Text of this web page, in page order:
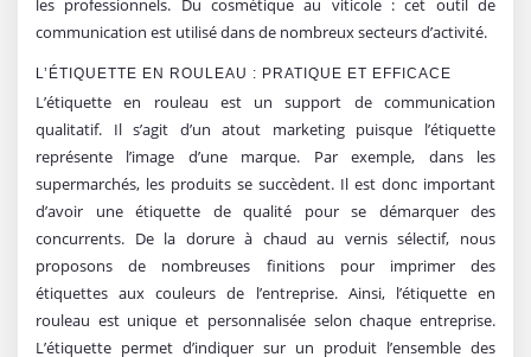
les professionnels. Du cosmétique au viticole : cet outil de
communication est utilisé dans de nombreux secteurs d’activité.
L’ÉTIQUETTE EN ROULEAU : PRATIQUE ET EFFICACE
L’étiquette en rouleau est un support de communication
qualitatif. Il s’agit d’un atout marketing puisque l’étiquette
représente l’image d’une marque. Par exemple, dans les
supermarchés, les produits se succèdent. Il est donc important
d’avoir une étiquette de qualité pour se démarquer des
concurrents. De la dorure à chaud au vernis sélectif, nous
proposons de nombreuses finitions pour imprimer des
étiquettes aux couleurs de l’entreprise. Ainsi, l’étiquette en
rouleau est unique et personnalisée selon chaque entreprise.
L’étiquette permet d’indiquer sur un produit l’ensemble des